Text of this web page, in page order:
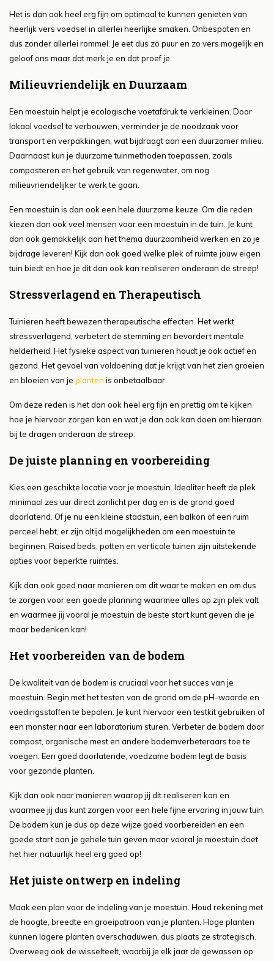
Het is dan ook heel erg fijn om optimaal te kunnen genieten van
heerlijk vers voedsel in allerlei heerlijke smaken. Onbespoten en
dus zonder allerlei rommel. Je eet dus zo puur en zo vers mogelijk en
geloof ons maar dat merk je en dat proef je.
Milieuvriendelijk en Duurzaam
Een moestuin helpt je ecologische voetafdruk te verkleinen. Door
lokaal voedsel te verbouwen, verminder je de noodzaak voor
transport en verpakkingen, wat bijdraagt aan een duurzamer milieu.
Daarnaast kun je duurzame tuinmethoden toepassen, zoals
composteren en het gebruik van regenwater, om nog
milieuvriendelijker te werk te gaan.
Een moestuin is dan ook een hele duurzame keuze. Om die reden
kiezen dan ook veel mensen voor een moestuin in de tuin. Je kunt
dan ook gemakkelijk aan het thema duurzaamheid werken en zo je
bijdrage leveren! Kijk dan ook goed welke plek of ruimte jouw eigen
tuin biedt en hoe je dit dan ook kan realiseren onderaan de streep!
Stressverlagend en Therapeutisch
Tuinieren heeft bewezen therapeutische effecten. Het werkt
stressverlagend, verbetert de stemming en bevordert mentale
helderheid. Het fysieke aspect van tuinieren houdt je ook actief en
gezond. Het gevoel van voldoening dat je krijgt van het zien groeien
en bloeien van je planten is onbetaalbaar.
Om deze reden is het dan ook heel erg fijn en prettig om te kijken
hoe je hiervoor zorgen kan en wat je dan ook kan doen om hieraan
bij te dragen onderaan de streep.
De juiste planning en voorbereiding
Kies een geschikte locatie voor je moestuin. Idealiter heeft de plek
minimaal zes uur direct zonlicht per dag en is de grond goed
doorlatend. Of je nu een kleine stadstuin, een balkon of een ruim
perceel hebt, er zijn altijd mogelijkheden om een moestuin te
beginnen. Raised beds, potten en verticale tuinen zijn uitstekende
opties voor beperkte ruimtes.
Kijk dan ook goed naar manieren om dit waar te maken en om dus
te zorgen voor een goede planning waarmee alles op zijn plek valt
en waarmee jij vooral je moestuin de beste start kunt geven die je
maar bedenken kan!
Het voorbereiden van de bodem
De kwaliteit van de bodem is cruciaal voor het succes van je
moestuin. Begin met het testen van de grond om de pH-waarde en
voedingsstoffen te bepalen. Je kunt hiervoor een testkit gebruiken of
een monster naar een laboratorium sturen. Verbeter de bodem door
compost, organische mest en andere bodemverbeteraars toe te
voegen. Een goed doorlatende, voedzame bodem legt de basis
voor gezonde planten.
Kijk dan ook naar manieren waarop jij dit realiseren kan en
waarmee jij dus kunt zorgen voor een hele fijne ervaring in jouw tuin.
De bodem kun je dus op deze wijze goed voorbereiden en een
goede start aan je gehele tuin geven maar vooral je moestuin doet
het hier natuurlijk heel erg goed op!
Het juiste ontwerp en indeling
Maak een plan voor de indeling van je moestuin. Houd rekening met
de hoogte, breedte en groeipatroon van je planten. Hoge planten
kunnen lagere planten overschaduwen, dus plaats ze strategisch.
Overweeg ook de wisselteelt, waarbij je elk jaar de gewassen op